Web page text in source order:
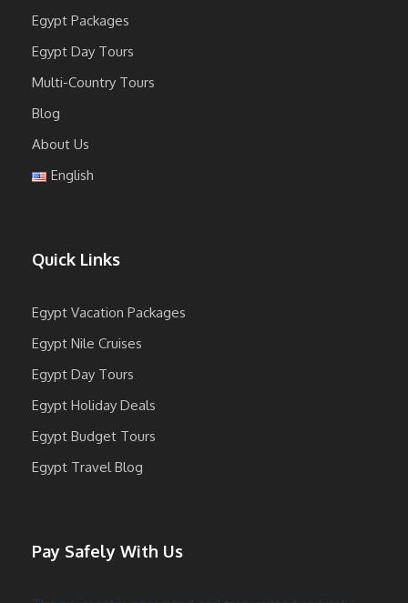
Egypt Packages
Egypt Day Tours
Multi-Country Tours
Blog
About Us
English
Quick Links
Egypt Vacation Packages
Egypt Nile Cruises
Egypt Day Tours
Egypt Holiday Deals
Egypt Budget Tours
Egypt Travel Blog
Pay Safely With Us